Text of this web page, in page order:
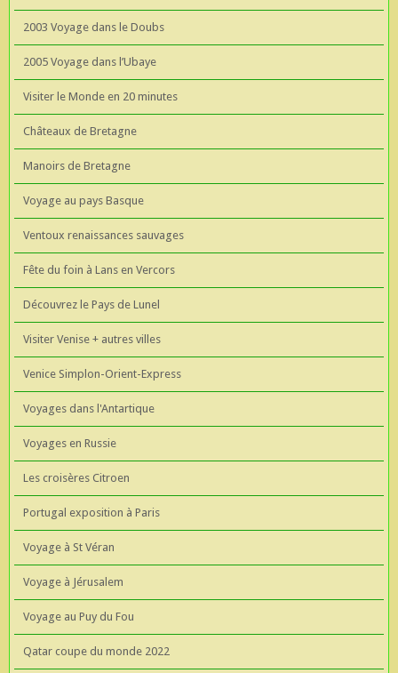
2003 Voyage dans le Doubs
2005 Voyage dans l’Ubaye
Visiter le Monde en 20 minutes
Châteaux de Bretagne
Manoirs de Bretagne
Voyage au pays Basque
Ventoux renaissances sauvages
Fête du foin à Lans en Vercors
Découvrez le Pays de Lunel
Visiter Venise + autres villes
Venice Simplon-Orient-Express
Voyages dans l'Antartique
Voyages en Russie
Les croisères Citroen
Portugal exposition à Paris
Voyage à St Véran
Voyage à Jérusalem
Voyage au Puy du Fou
Qatar coupe du monde 2022